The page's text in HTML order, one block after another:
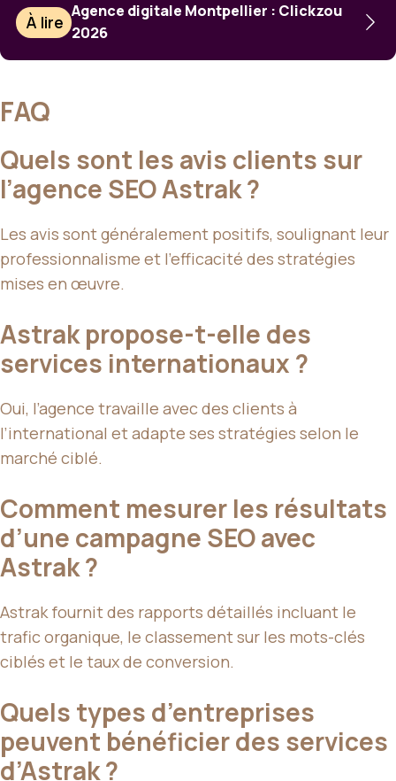
À lire
Agence digitale Montpellier : Clickzou
2026
FAQ
Quels sont les avis clients sur
l’agence SEO Astrak ?
Les avis sont généralement positifs, soulignant leur
professionnalisme et l’efficacité des stratégies
mises en œuvre.
Astrak propose-t-elle des
services internationaux ?
Oui, l’agence travaille avec des clients à
l’international et adapte ses stratégies selon le
marché ciblé.
Comment mesurer les résultats
d’une campagne SEO avec
Astrak ?
Astrak fournit des rapports détaillés incluant le
trafic organique, le classement sur les mots-clés
ciblés et le taux de conversion.
Quels types d’entreprises
peuvent bénéficier des services
d’Astrak ?